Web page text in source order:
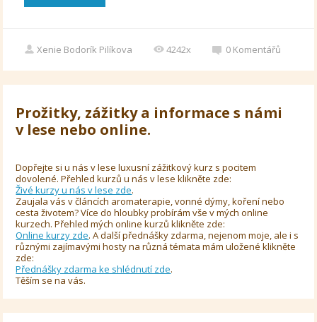
Xenie Bodorík Pilíkova 4242x 0 Komentářů
Prožitky, zážitky a informace s námi
v lese nebo online.
Dopřejte si u nás v lese luxusní zážitkový kurz s pocitem
dovolené. Přehled kurzů u nás v lese klikněte zde:
Živé kurzy u nás v lese zde.
Zaujala vás v článcích aromaterapie, vonné dýmy, koření nebo
cesta životem? Více do hloubky probírám vše v mých online
kurzech. Přehled mých online kurzů klikněte zde:
Online kurzy zde. A další přednášky zdarma, nejenom moje, ale i s
různými zajímavými hosty na různá témata mám uložené klikněte
zde:
Přednášky zdarma ke shlédnutí zde.
Těším se na vás.